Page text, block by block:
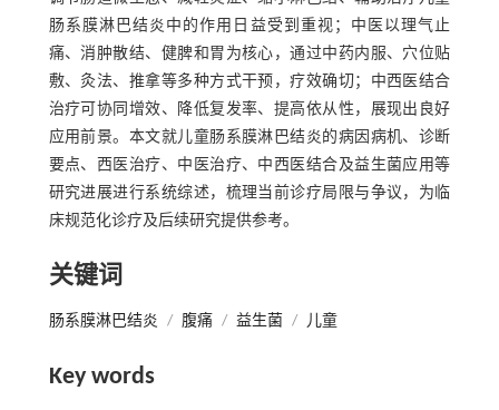
肠系膜淋巴结炎中的作用日益受到重视；中医以理气止
痛、消肿散结、健脾和胃为核心，通过中药内服、穴位贴
敷、灸法、推拿等多种方式干预，疗效确切；中西医结合
治疗可协同增效、降低复发率、提高依从性，展现出良好
应用前景。本文就儿童肠系膜淋巴结炎的病因病机、诊断
要点、西医治疗、中医治疗、中西医结合及益生菌应用等
研究进展进行系统综述，梳理当前诊疗局限与争议，为临
床规范化诊疗及后续研究提供参考。
关键词
肠系膜淋巴结炎 / 腹痛 / 益生菌 / 儿童
Key words